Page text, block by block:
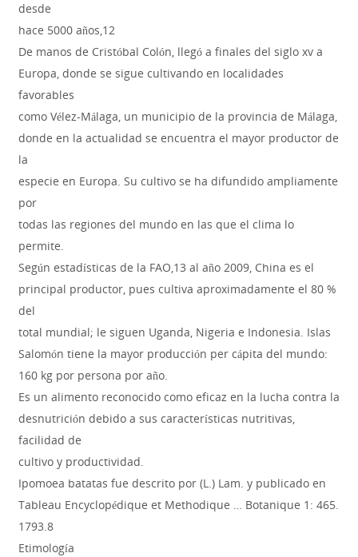
desde
hace 5000 años,12
De manos de Cristóbal Colón, llegó a finales del siglo xv a
Europa, donde se sigue cultivando en localidades
favorables
como Vélez-Málaga, un municipio de la provincia de Málaga,
donde en la actualidad se encuentra el mayor productor de
la
especie en Europa. Su cultivo se ha difundido ampliamente
por
todas las regiones del mundo en las que el clima lo
permite.
Según estadísticas de la FAO,13 al año 2009, China es el
principal productor, pues cultiva aproximadamente el 80 %
del
total mundial; le siguen Uganda, Nigeria e Indonesia. Islas
Salomón tiene la mayor producción per cápita del mundo:
160 kg por persona por año.
Es un alimento reconocido como eficaz en la lucha contra la
desnutrición debido a sus características nutritivas,
facilidad de
cultivo y productividad.
Ipomoea batatas fue descrito por (L.) Lam. y publicado en
Tableau Encyclopédique et Methodique … Botanique 1: 465.
1793.8
Etimología